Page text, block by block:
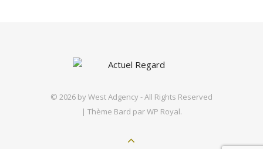
© 2026 byWest Adgency- All Rights Reserved
| Thème Bard parWP Royal.